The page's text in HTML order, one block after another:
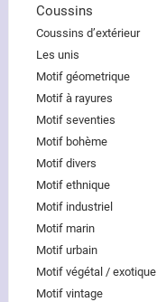
Coussins
Coussins d’extérieur
Les unis
Motif géometrique
Motif à rayures
Motif seventies
Motif bohème
Motif divers
Motif ethnique
Motif industriel
Motif marin
Motif urbain
Motif végétal / exotique
Motif vintage